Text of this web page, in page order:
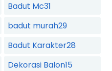
Badut Mc31
badut murah29
Badut Karakter28
Dekorasi Balon15